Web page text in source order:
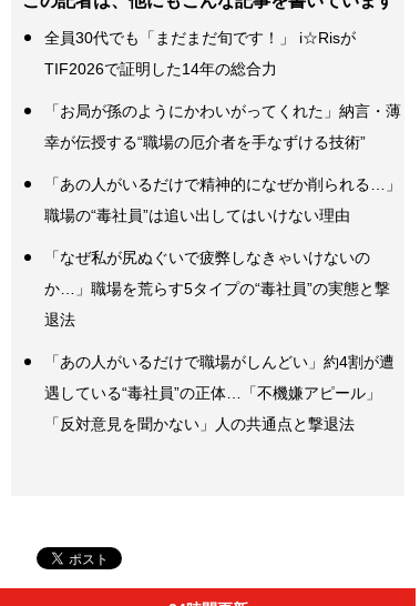
全員30代でも「まだまだ旬です！」 i☆Risが
TIF2026で証明した14年の総合力
「お局が孫のようにかわいがってくれた」納言・薄
幸が伝授する“職場の厄介者を手なずける技術”
「あの人がいるだけで精神的になぜか削られる…」
職場の“毒社員”は追い出してはいけない理由
「なぜ私が尻ぬぐいで疲弊しなきゃいけないの
か…」職場を荒らす5タイプの“毒社員”の実態と撃
退法
「あの人がいるだけで職場がしんどい」約4割が遭
遇している“毒社員”の正体…「不機嫌アピール」
「反対意見を聞かない」人の共通点と撃退法